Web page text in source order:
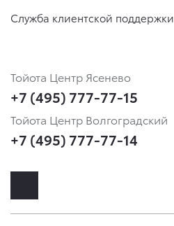
Служба клиентской поддержки
Тойота Центр Ясенево
+7 (495) 777-77-15
Тойота Центр Волгоградский
+7 (495) 777-77-14